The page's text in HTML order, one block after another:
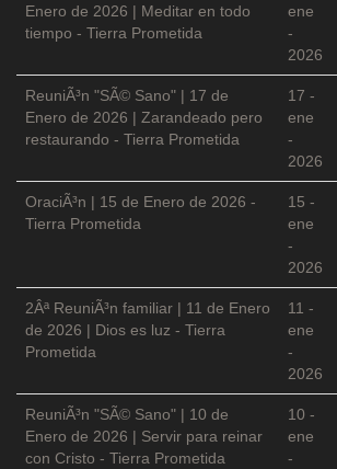
Enero de 2026 | Meditar en todo
tiempo - Tierra Prometida
ene
-
2026
ReuniÃ³n "SÃ© Sano" | 17 de
Enero de 2026 | Zarandeado pero
restaurando - Tierra Prometida
17 -
ene
-
2026
OraciÃ³n | 15 de Enero de 2026 -
Tierra Prometida
15 -
ene
-
2026
2Âª ReuniÃ³n familiar | 11 de Enero
de 2026 | Dios es luz - Tierra
Prometida
11 -
ene
-
2026
ReuniÃ³n "SÃ© Sano" | 10 de
Enero de 2026 | Servir para reinar
con Cristo - Tierra Prometida
10 -
ene
-